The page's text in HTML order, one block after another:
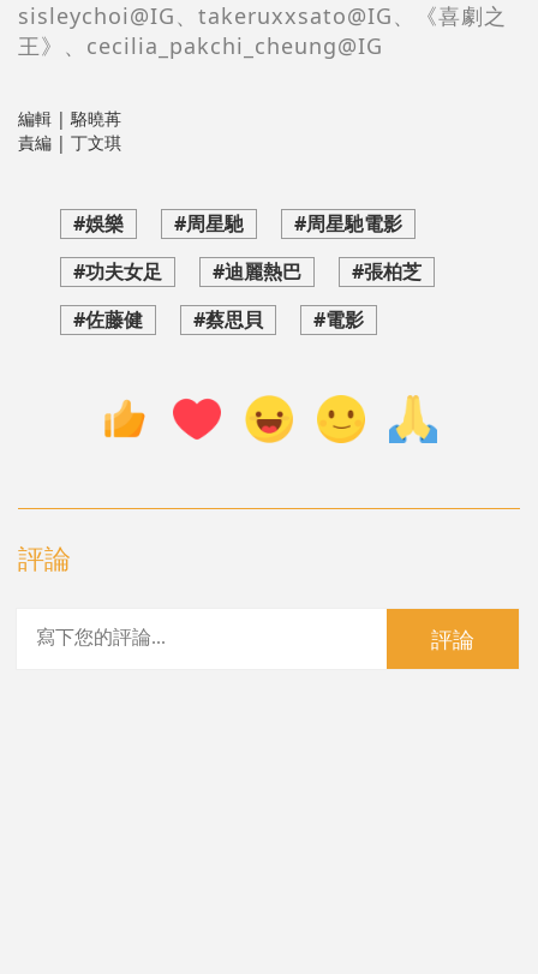
sisleychoi@IG、takeruxxsato@IG、《喜劇之
王》、cecilia_pakchi_cheung@IG
編輯 | 駱曉苒
責編 | 丁文琪
#娛樂 #周星馳
#周星馳電影
#功夫女足
#迪麗熱巴
#張柏芝
#佐藤健
#蔡思貝 #電影
評論
評論